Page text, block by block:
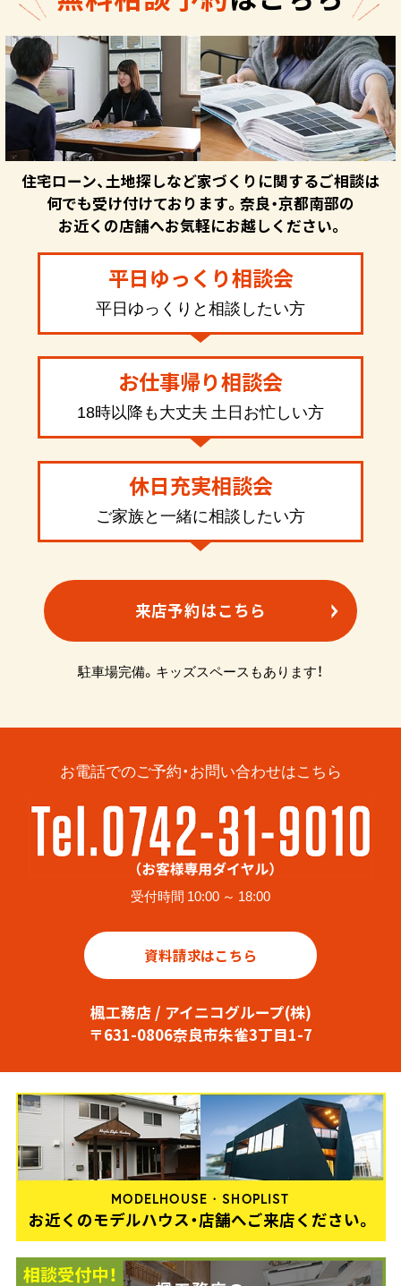
住宅ローン、土地探しなど家づくりに関するご相談は
何でも受け付けております。奈良・京都南部の
お近くの店舗へお気軽にお越しください。
平日ゆっくり相談会
平日ゆっくりと相談したい方
お仕事帰り相談会
18時以降も大丈夫 土日お忙しい方
休日充実相談会
ご家族と一緒に相談したい方
来店予約はこちら
駐車場完備。キッズスペースもあります！
お電話でのご予約・お問い合わせはこちら
受付時間 10:00 ～ 18:00
資料請求はこちら
楓工務店 / アイニコグループ(株)
〒631-0806奈良市朱雀3丁目1-7
MODELHOUSE・SHOPLIST
お近くのモデルハウス・店舗へご来店ください。